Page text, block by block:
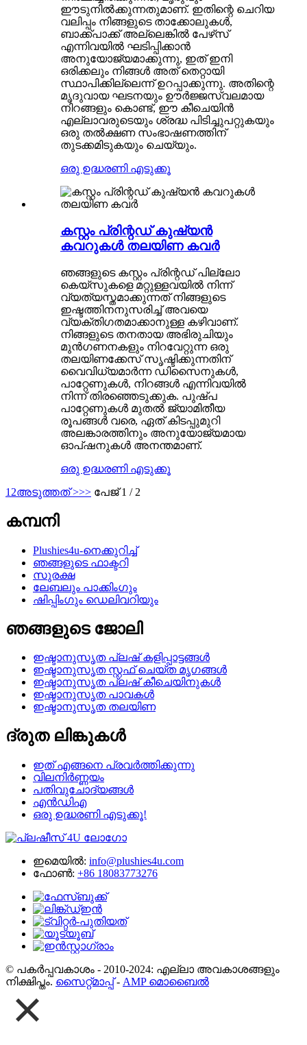
ഈടുനിൽക്കുന്നതുമാണ്. ഇതിന്റെ ചെറിയ
വലിപ്പം നിങ്ങളുടെ താക്കോലുകൾ,
ബാക്ക്പാക്ക് അല്ലെങ്കിൽ പേഴ്‌സ്
എന്നിവയിൽ ഘടിപ്പിക്കാൻ
അനുയോജ്യമാക്കുന്നു, ഇത് ഇനി
ഒരിക്കലും നിങ്ങൾ അത് തെറ്റായി
സ്ഥാപിക്കില്ലെന്ന് ഉറപ്പാക്കുന്നു. അതിന്റെ
മൃദുവായ ഘടനയും ഊർജ്ജസ്വലമായ
നിറങ്ങളും കൊണ്ട്, ഈ കീചെയിൻ
എല്ലാവരുടെയും ശ്രദ്ധ പിടിച്ചുപറ്റുകയും
ഒരു തൽക്ഷണ സംഭാഷണത്തിന്
തുടക്കമിടുകയും ചെയ്യും.
ഒരു ഉദ്ധരണി എടുക്കൂ
കസ്റ്റം പ്രിന്റഡ് കുഷ്യൻ
കവറുകൾ തലയിണ കവർ
ഞങ്ങളുടെ കസ്റ്റം പ്രിന്റഡ് പില്ലോ
കെയ്‌സുകളെ മറ്റുള്ളവയിൽ നിന്ന്
വ്യത്യസ്തമാക്കുന്നത് നിങ്ങളുടെ
ഇഷ്ടത്തിനനുസരിച്ച് അവയെ
വ്യക്തിഗതമാക്കാനുള്ള കഴിവാണ്.
നിങ്ങളുടെ തനതായ അഭിരുചിയും
മുൻഗണനകളും നിറവേറ്റുന്ന ഒരു
തലയിണക്കേസ് സൃഷ്ടിക്കുന്നതിന്
വൈവിധ്യമാർന്ന ഡിസൈനുകൾ,
പാറ്റേണുകൾ, നിറങ്ങൾ എന്നിവയിൽ
നിന്ന് തിരഞ്ഞെടുക്കുക. പുഷ്പ
പാറ്റേണുകൾ മുതൽ ജ്യാമിതീയ
രൂപങ്ങൾ വരെ, ഏത് കിടപ്പുമുറി
അലങ്കാരത്തിനും അനുയോജ്യമായ
ഓപ്ഷനുകൾ അനന്തമാണ്.
ഒരു ഉദ്ധരണി എടുക്കൂ
1 2അടുത്തത് >>> പേജ് 1 / 2
കമ്പനി
Plushies4u-നെക്കുറിച്ച്
ഞങ്ങളുടെ ഫാക്ടറി
സുരക്ഷ
ലേബലും പാക്കിംഗും
ഷിപ്പിംഗും ഡെലിവറിയും
ഞങ്ങളുടെ ജോലി
ഇഷ്ടാനുസൃത പ്ലഷ് കളിപ്പാട്ടങ്ങൾ
ഇഷ്ടാനുസൃത സ്റ്റഫ് ചെയ്ത മൃഗങ്ങൾ
ഇഷ്ടാനുസൃത പ്ലഷ് കീചെയിനുകൾ
ഇഷ്ടാനുസൃത പാവകൾ
ഇഷ്ടാനുസൃത തലയിണ
ദ്രുത ലിങ്കുകൾ
ഇത് എങ്ങനെ പ്രവർത്തിക്കുന്നു
വിലനിർണ്ണയം
പതിവുചോദ്യങ്ങൾ
എൻ‌ഡി‌എ
ഒരു ഉദ്ധരണി എടുക്കൂ!
ഇമെയിൽ: info@plushies4u.com
ഫോൺ: +86 18083773276
© പകർപ്പവകാശം - 2010-2024: എല്ലാ അവകാശങ്ങളും
നിക്ഷിപ്തം. സൈറ്റ്മാപ്പ്- AMP മൊബൈൽ